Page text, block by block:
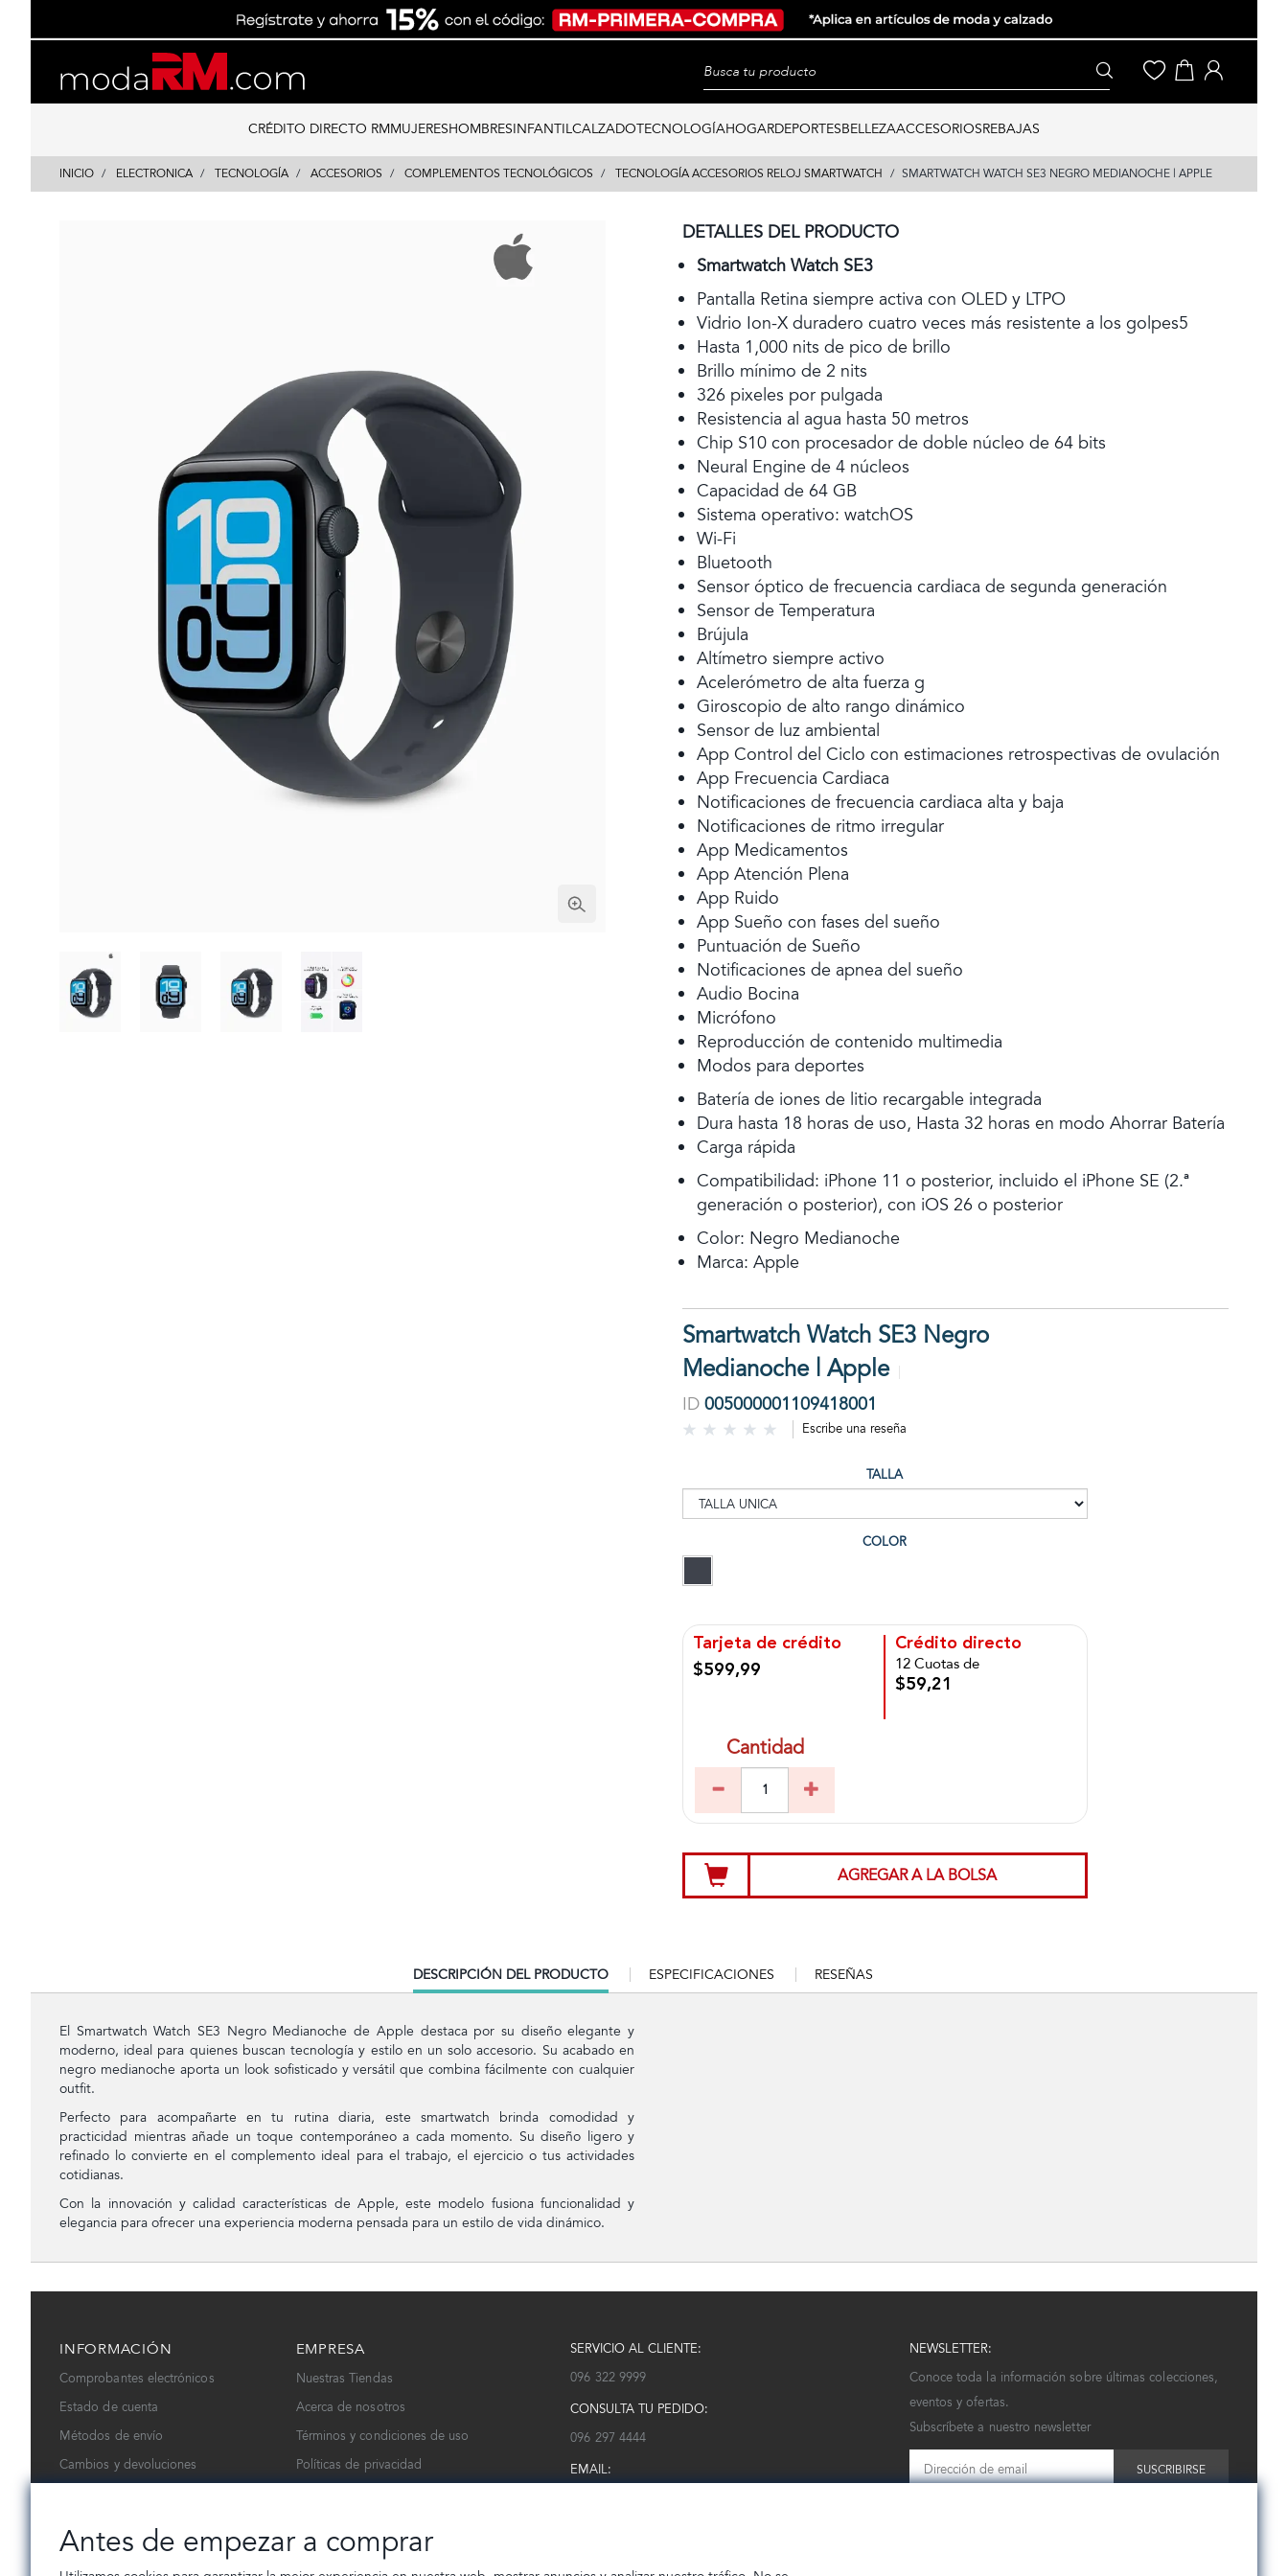
content
navigation
CRÉDITO DIRECTO RMMUJERESHOMBRESINFANTILCALZADOTECNOLOGÍAHOGARDEPORTESBELLEZAACCESORIOSREBAJAS
INICIO ELECTRONICA TECNOLOGÍA ACCESORIOS COMPLEMENTOS TECNOLÓGICOS TECNOLOGÍA ACCESORIOS RELOJ SMARTWATCH SMARTWATCH WATCH SE3 NEGRO MEDIANOCHE | APPLE
DETALLES DEL PRODUCTO
Smartwatch Watch SE3
Pantalla Retina siempre activa con OLED y LTPO
Vidrio Ion-X duradero cuatro veces más resistente a los golpes5
Hasta 1,000 nits de pico de brillo
Brillo mínimo de 2 nits
326 pixeles por pulgada
Resistencia al agua hasta 50 metros
Chip S10 con procesador de doble núcleo de 64 bits
Neural Engine de 4 núcleos
Capacidad de 64 GB
Sistema operativo: watchOS
Wi-Fi
Bluetooth
Sensor óptico de frecuencia cardiaca de segunda generación
Sensor de Temperatura
Brújula
Altímetro siempre activo
Acelerómetro de alta fuerza g
Giroscopio de alto rango dinámico
Sensor de luz ambiental
App Control del Ciclo con estimaciones retrospectivas de ovulación
App Frecuencia Cardiaca
Notificaciones de frecuencia cardiaca alta y baja
Notificaciones de ritmo irregular
App Medicamentos
App Atención Plena
App Ruido
App Sueño con fases del sueño
Puntuación de Sueño
Notificaciones de apnea del sueño
Audio Bocina
Micrófono
Reproducción de contenido multimedia
Modos para deportes
Batería de iones de litio recargable integrada
Dura hasta 18 horas de uso, Hasta 32 horas en modo Ahorrar Batería
Carga rápida
Compatibilidad: iPhone 11 o posterior, incluido el iPhone SE (2.ª
generación o posterior), con iOS 26 o posterior
Color: Negro Medianoche
Marca: Apple
Smartwatch Watch SE3 Negro
Medianoche | Apple
ID 005000001109418001
Escribe una reseña
TALLA
COLOR
Tarjeta de crédito
$599,99
Crédito directo
12 Cuotas de
$59,21
Cantidad
AGREGAR A LA BOLSA
CURRENT
TAB:
DESCRIPCIÓN DEL PRODUCTO ESPECIFICACIONES RESEÑAS
El Smartwatch Watch SE3 Negro Medianoche de Apple destaca por su diseño elegante y
moderno, ideal para quienes buscan tecnología y estilo en un solo accesorio. Su acabado en
negro medianoche aporta un look sofisticado y versátil que combina fácilmente con cualquier
outfit.
Perfecto para acompañarte en tu rutina diaria, este smartwatch brinda comodidad y
practicidad mientras añade un toque contemporáneo a cada momento. Su diseño ligero y
refinado lo convierte en el complemento ideal para el trabajo, el ejercicio o tus actividades
cotidianas.
Con la innovación y calidad características de Apple, este modelo fusiona funcionalidad y
elegancia para ofrecer una experiencia moderna pensada para un estilo de vida dinámico.
INFORMACIÓN
Comprobantes electrónicos
Estado de cuenta
Métodos de envío
Cambios y devoluciones
EMPRESA
Nuestras Tiendas
Acerca de nosotros
Términos y condiciones de uso
Políticas de privacidad
SERVICIO AL CLIENTE:
096 322 9999
CONSULTA TU PEDIDO:
096 297 4444
EMAIL:
NEWSLETTER:
Conoce toda la información sobre últimas colecciones,
eventos y ofertas.
Subscríbete a nuestro newsletter
SUSCRIBIRSE
Antes de empezar a comprar